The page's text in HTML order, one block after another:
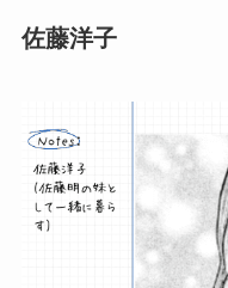
佐藤洋子